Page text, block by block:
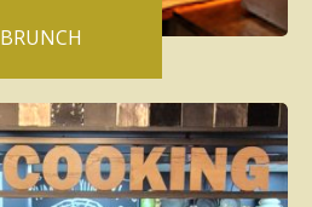
BRUNCH